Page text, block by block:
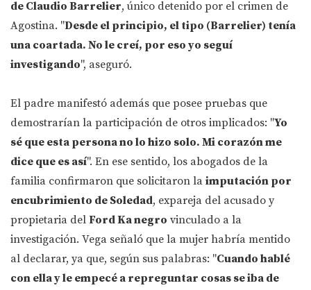
de Claudio Barrelier, único detenido por el crimen de
Agostina. "Desde el principio, el tipo (Barrelier) tenía
una coartada. No le creí, por eso yo seguí
investigando", aseguró.
El padre manifestó además que posee pruebas que
demostrarían la participación de otros implicados: "Yo
sé que esta persona no lo hizo solo. Mi corazón me
dice que es así". En ese sentido, los abogados de la
familia confirmaron que solicitaron la imputación por
encubrimiento de Soledad, expareja del acusado y
propietaria del Ford Ka negro vinculado a la
investigación. Vega señaló que la mujer habría mentido
al declarar, ya que, según sus palabras: "Cuando hablé
con ella y le empecé a repreguntar cosas se iba de